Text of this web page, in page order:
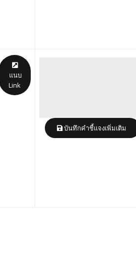
แนบ
Link
บันทึกคำชี้แจงเพิ่มเติม